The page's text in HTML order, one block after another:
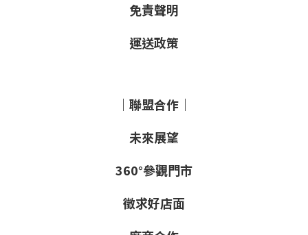
免責聲明
運送政策
｜聯盟合作｜
未來展望
360°參觀門市
徵求好店面